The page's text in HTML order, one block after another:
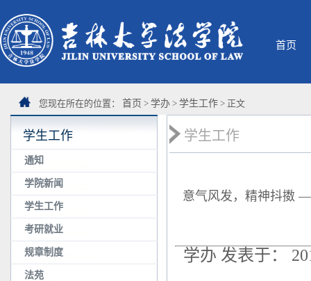
首页
您现在所在的位置： 首页 > 学办 > 学生工作 > 正文
学生工作
通知
学院新闻
学生工作
考研就业
规章制度
法苑
学生工作
意气风发，精神抖擞
学办 发表于：